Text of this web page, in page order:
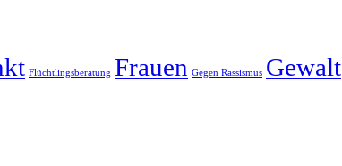
Flüchtlingsberatung Frauen Gegen Rassismus Gewalt